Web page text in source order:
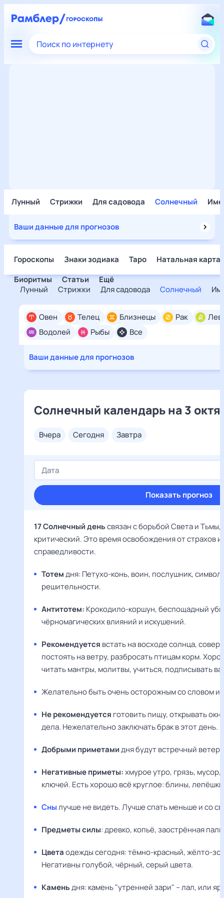
Поиск по интернету
Лунный Стрижки Для садовода Солнечный
Ваши данные для прогнозов
Гороскопы Знаки зодиака Таро
Натальная карта
Биоритмы
Статьи
Ещё
Лунный
Стрижки Для садовода Солнечный
Все
Овен Телец Близнецы Рак
Лев
Водолей
Рыбы
Ваши данные для прогнозов
Солнечный календарь на 3
вчера сегодня завтра
Показать прогноз
17 Солнечный деньсвязан с борьбой Света и
критический. Это время освобождения от страхов
справедливости.
Тотемдня: Петухо-конь, воин, послушник, символ
решительности.
Антитотем: Крокодило-коршун, беспощадный
чёрномагических влияний и искушений.
Рекомендуется встать на восходе солнца,
постоять на ветру, разбросать птицам корм.
читать мантры, молитвы, учиться, подписывать
Желательно быть очень осторожным со словом и
Не рекомендуется готовить пищу, открывать
дела. Нежелательно заключать брак в этот день.
Добрыми приметамидня будут встречный
Негативные приметы:хмурое утро, грязь,
ключей. Есть хорошо всё круглое: блины,
Снылучше не видеть. Лучше спать меньше и со
Предметы силы: древко, копьё, заострённая
Цветаодежды сегодня: тёмно-красный, жёлто-
Негативны голубой, чёрный, серый цвета.
Каменьдня: камень "утренней зари" – лал, или